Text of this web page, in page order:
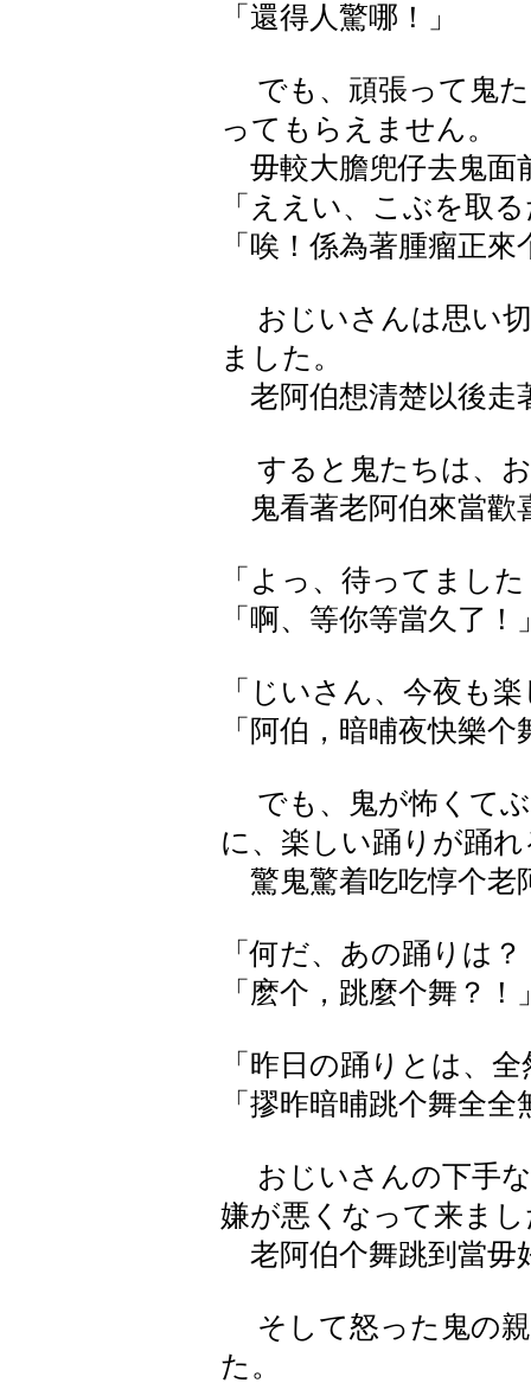
「還得人驚哪！」
でも、頑張って鬼た
ってもらえません。
毋較大膽兜仔去鬼面
「ええい、こぶを取
「唉！係為著腫瘤正來
おじいさんは思い
ました。
老阿伯想清楚以後走
すると鬼たちは、
鬼看著老阿伯來當歡
「よっ、待ってまし
「啊、等你等當久了！
「じいさん、今夜も
「阿伯，暗晡夜快樂
でも、鬼が怖くて
に、楽しい踊りが踊
驚鬼驚着吃吃惇个老
「何だ、あの踊りは
「麽个，跳麼个舞？！
「昨日の踊りとは、
「摎昨暗晡跳个舞全
おじいさんの下手
嫌が悪くなって来ま
老阿伯个舞跳到當毋
そして怒った鬼の
た。